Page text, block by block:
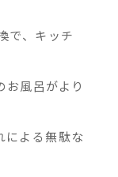
で、キッチ
お風呂がより
による無駄な